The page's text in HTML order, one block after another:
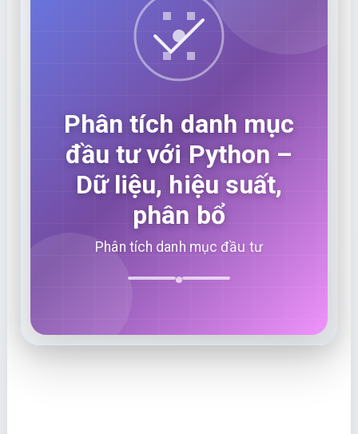
Phân tích danh mục
đầu tư với Python –
Dữ liệu, hiệu suất,
phân bổ
Phân tích danh mục đầu tư